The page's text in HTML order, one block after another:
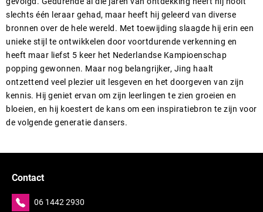
slechts één leraar gehad, maar heeft hij geleerd van diverse
bronnen over de hele wereld. Met toewijding slaagde hij erin een
unieke stijl te ontwikkelen door voortdurende verkenning en
heeft maar liefst 5 keer het Nederlandse Kampioenschap
popping gewonnen. Maar nog belangrijker, Jing haalt
ontzettend veel plezier uit lesgeven en het doorgeven van zijn
kennis. Hij geniet ervan om zijn leerlingen te zien groeien en
bloeien, en hij koestert de kans om een inspiratiebron te zijn voor
de volgende generatie dansers.
Contact
06 1442 2930